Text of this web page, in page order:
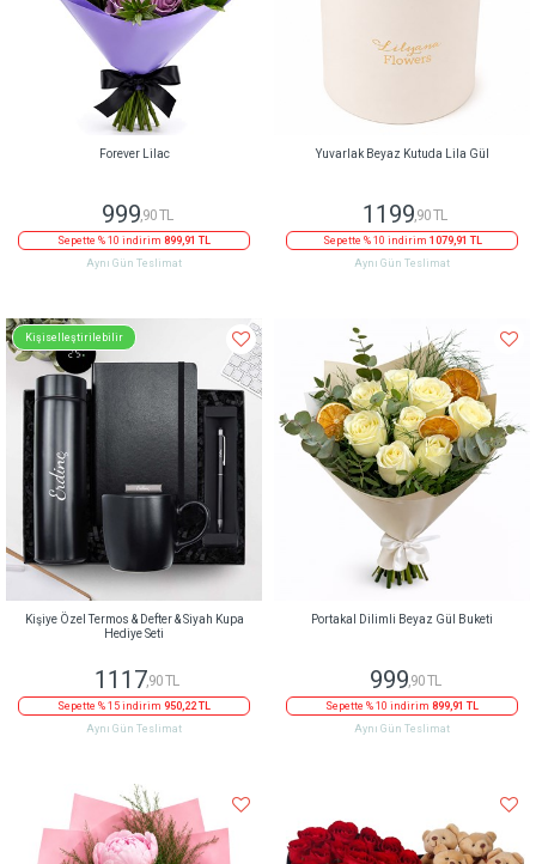
Forever Lilac
999,90 TL
Sepette % 10 indirim 899,91 TL
Aynı Gün Teslimat
Yuvarlak Beyaz Kutuda Lila Gül
1199,90 TL
Sepette % 10 indirim 1079,91 TL
Aynı Gün Teslimat
Kişiselleştirilebilir
Kişiye Özel Termos & Defter & Siyah Kupa
Hediye Seti
1117,90 TL
Sepette % 15 indirim 950,22 TL
Aynı Gün Teslimat
Portakal Dilimli Beyaz Gül Buketi
999,90 TL
Sepette % 10 indirim 899,91 TL
Aynı Gün Teslimat